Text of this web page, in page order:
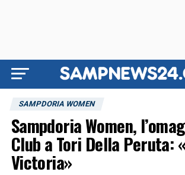
SAMPDORIA WOMEN
Sampdoria Women,
Club a Tori Della Peruta:
Victoria»